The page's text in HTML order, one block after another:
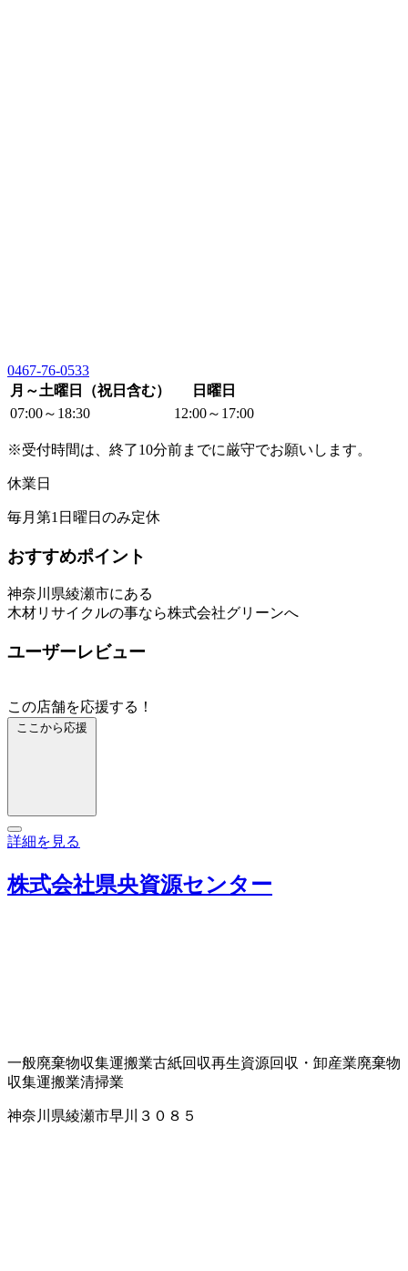
0467-76-0533
月～土曜日（祝日含む）
日曜日
07:00～18:30
12:00～17:00
※受付時間は、終了10分前までに厳守でお願いします。
休業日
毎月第1日曜日のみ定休
おすすめポイント
神奈川県綾瀬市にある
木材リサイクルの事なら株式会社グリーンへ
ユーザーレビュー
この店舗を応援する！
ここから応援
詳細を見る
株式会社県央資源センター
一般廃棄物収集運搬業古紙回収再生資源回収・卸産業廃棄物
収集運搬業清掃業
神奈川県綾瀬市早川３０８５